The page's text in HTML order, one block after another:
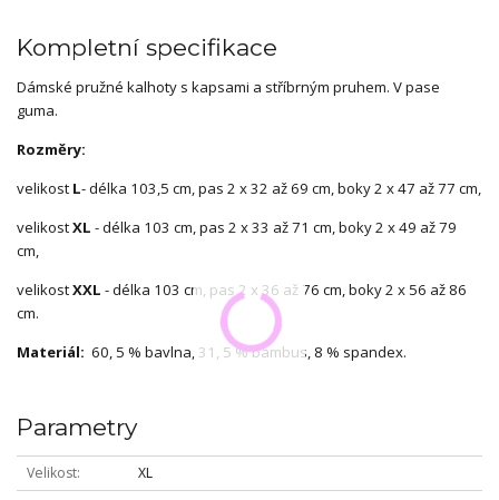
Kompletní specifikace
Dámské pružné kalhoty s kapsami a stříbrným pruhem. V pase
guma.
Rozměry:
velikost L- délka 103,5 cm, pas 2 x 32 až 69 cm, boky 2 x 47 až 77 cm,
velikostXL - délka 103 cm, pas 2 x 33 až 71 cm, boky 2 x 49 až 79
cm,
velikostXXL - délka 103 cm, pas 2 x 36 až 76 cm, boky 2 x 56 až 86
cm.
Materiál: 60, 5 % bavlna, 31, 5 % bambus, 8 % spandex.
Parametry
Velikost XL